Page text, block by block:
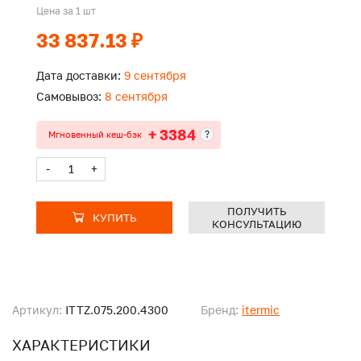
Артикул: ITTZ.075.200.4300 Бренд: itermic
ХАРАКТЕРИСТИКИ
Цена за 1 шт
33 837.13 ₽
Дата доставки: 9 сентября
Самовывоз: 8 сентября
Мгновенный кеш-бэк + 3384 ?
- +
КУПИТЬ
ПОЛУЧИТЬ
КОНСУЛЬТАЦИЮ